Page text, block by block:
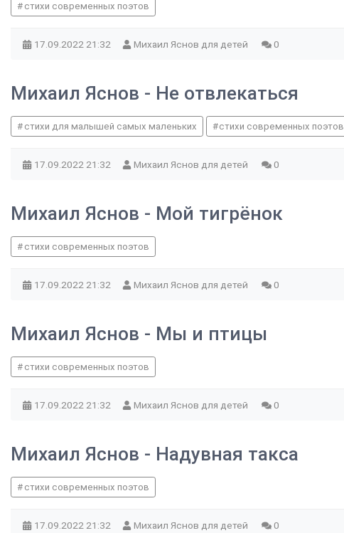
стихи современных поэтов
17.09.2022 21:32 Михаил Яснов для детей 0
Михаил Яснов - Не отвлекаться
стихи для малышей самых маленьких стихи современных поэтов
17.09.2022 21:32 Михаил Яснов для детей 0
Михаил Яснов - Мой тигрёнок
стихи современных поэтов
17.09.2022 21:32 Михаил Яснов для детей 0
Михаил Яснов - Мы и птицы
стихи современных поэтов
17.09.2022 21:32 Михаил Яснов для детей 0
Михаил Яснов - Надувная такса
стихи современных поэтов
17.09.2022 21:32 Михаил Яснов для детей 0